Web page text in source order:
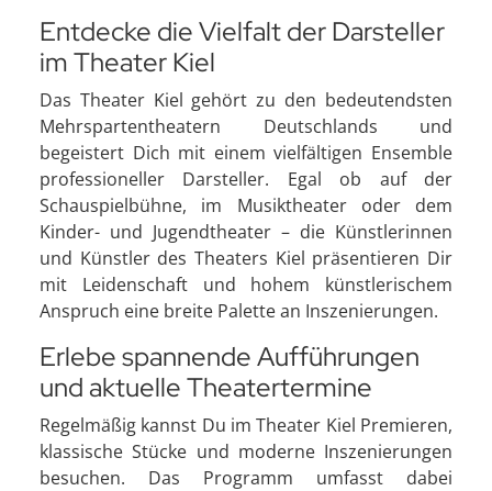
Entdecke die Vielfalt der Darsteller
im Theater Kiel
Das Theater Kiel gehört zu den bedeutendsten
Mehrspartentheatern Deutschlands und
begeistert Dich mit einem vielfältigen Ensemble
professioneller Darsteller. Egal ob auf der
Schauspielbühne, im Musiktheater oder dem
Kinder- und Jugendtheater – die Künstlerinnen
und Künstler des Theaters Kiel präsentieren Dir
mit Leidenschaft und hohem künstlerischem
Anspruch eine breite Palette an Inszenierungen.
Erlebe spannende Aufführungen
und aktuelle Theatertermine
Regelmäßig kannst Du im Theater Kiel Premieren,
klassische Stücke und moderne Inszenierungen
besuchen. Das Programm umfasst dabei